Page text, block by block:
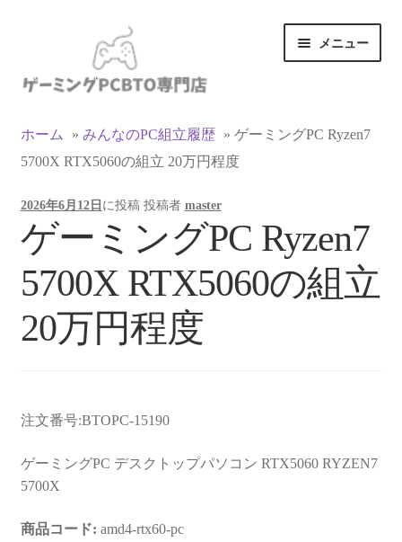
ゲ
ョ
ン
ス
キ
ッ
プ
テ
へ
ス
ッ
プ
メニュー
マイアカウント
支払い
お買い物カゴ
お買い物ガイド
ホーム » みんなのPC組立履歴 » ゲーミングPC Ryzen7
5700X RTX5060の組立 20万円程度
2026年6月12日 に投稿 投稿者 master
ゲーミングPC Ryzen7
5700X RTX5060の組立
20万円程度
注文番号:BTOPC-15190
ゲーミングPC デスクトップパソコン RTX5060 RYZEN7
5700X
商品コード: amd4-rtx60-pc